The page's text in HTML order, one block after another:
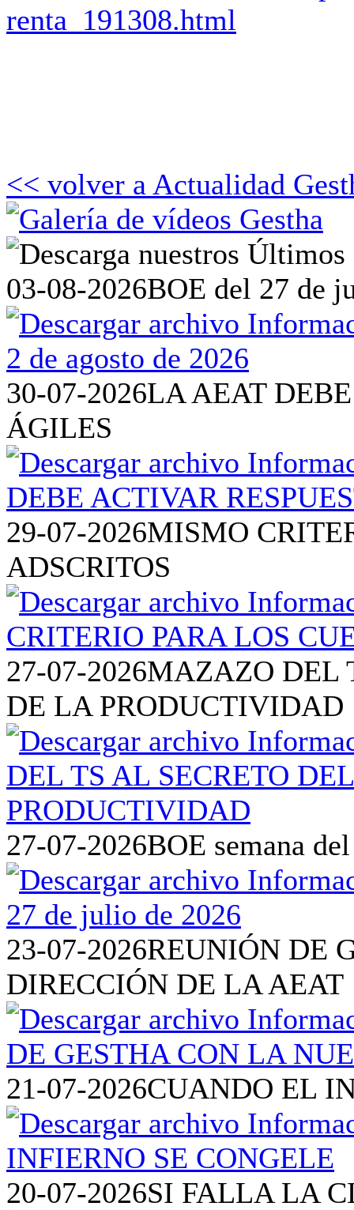
renta_191308.html
<< volver a Actualidad
03-08-2026BOE del 27 de
30-07-2026LA AEAT
ÁGILES
29-07-2026MISMO
ADSCRITOS
27-07-2026MAZAZO DEL
DE LA PRODUCTIVIDAD
27-07-2026BOE semana
23-07-2026REUNIÓN DE
DIRECCIÓN DE LA AEAT
21-07-2026CUANDO EL
20-07-2026SI FALLA LA